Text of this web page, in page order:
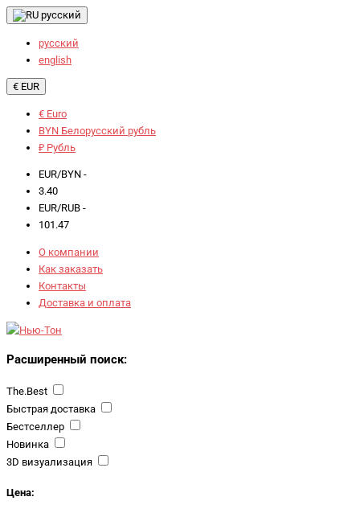
русский
русский
english
€ EUR
€ Euro
BYN Белорусский рубль
₽ Рубль
EUR/BYN -
3.40
EUR/RUB -
101.47
О компании
Как заказать
Контакты
Доставка и оплата
Расширенный поиск:
The.Best
Быстрая доставка
Бестселлер
Новинка
3D визуализация
Цена: